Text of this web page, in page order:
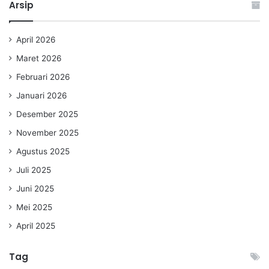
Arsip
April 2026
Maret 2026
Februari 2026
Januari 2026
Desember 2025
November 2025
Agustus 2025
Juli 2025
Juni 2025
Mei 2025
April 2025
Tag